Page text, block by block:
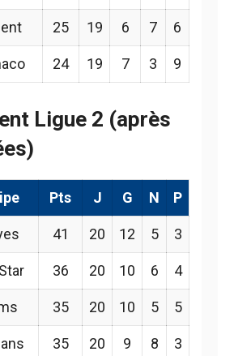
25 19 6 7 6
24 19 7 3 9
Ligue 2 (après
Pts J G N P
41 20 12 5 3
36 20 10 6 4
35 20 10 5 5
35 20 9 8 3